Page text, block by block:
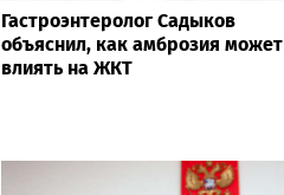
Гастроэнтеролог Садыков
объяснил, как амброзия может
влиять на ЖКТ